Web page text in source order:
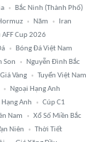
Bắc Ninh (thành Phố)
Năm
Iran
Cup 2026
Bóng Đá Việt Nam
Son
Nguyễn Đình Bắc
Giá Vàng
Tuyển Việt Nam
Ngoại Hạng Anh
Anh
Cúp C1
Nam
Xổ Số Miền Bắc
Niên
Thời Tiết